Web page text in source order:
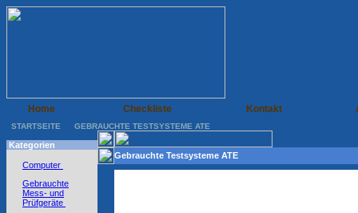
Home Checkliste Kontakt
STARTSEITE GEBRAUCHTE TESTSYSTEME ATE
Kategorien
Computer
Gebrauchte
Mess- und
Prüfgeräte
Gebrauchte Testsysteme ATE